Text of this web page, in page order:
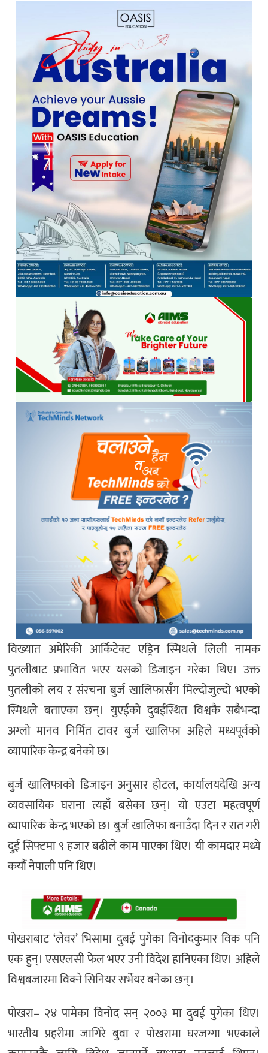
विख्यात अमेरिकी आर्किटेक्ट एड्रिन स्मिथले लिली नामक
पुतलीबाट प्रभावित भएर यसको डिजाइन गरेका थिए। उक्त
पुतलीको लय र संरचना बुर्ज खालिफासँग मिल्दोजुल्दो भएको
स्मिथले बताएका छन्। युएईको दुबईस्थित विश्वकै सबैभन्दा
अग्लो मानव निर्मित टावर बुर्ज खालिफा अहिले मध्यपूर्वको
व्यापारिक केन्द्र बनेको छ।
बुर्ज खालिफाको डिजाइन अनुसार होटल, कार्यालयदेखि अन्य
व्यवसायिक घराना त्यहाँ बसेका छन्। यो एउटा महत्वपूर्ण
व्यापारिक केन्द्र भएको छ। बुर्ज खालिफा बनाउँदा दिन र रात गरी
दुई सिफ्टमा ९ हजार बढीले काम पाएका थिए। यी कामदार मध्ये
कयौं नेपाली पनि थिए।
पोखराबाट ‘लेवर’ भिसामा दुबई पुगेका विनोदकुमार विक पनि
एक हुन्। एसएलसी फेल भएर उनी विदेश हानिएका थिए। अहिले
विश्वबजारमा विक्ने सिनियर सर्भेयर बनेका छन्।
पोखरा– २४ पामेका विनोद सन् २००३ मा दुबई पुगेका थिए।
भारतीय प्रहरीमा जागिरे बुवा र पोखरामा घरजग्गा भएकाले